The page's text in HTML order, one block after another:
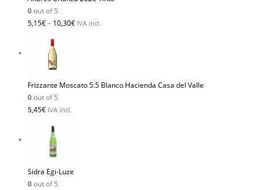
0out of 5
5,15€– 10,30€ IVA incl.
Frizzante Moscato 5.5 Blanco Hacienda Casa del Valle
0out of 5
5,45€ IVA incl.
Sidra Egi-Luze
0out of 5